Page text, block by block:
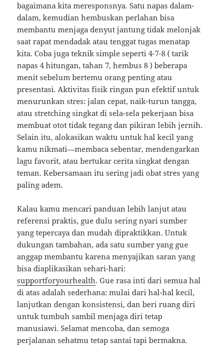
bagaimana kita meresponsnya. Satu napas dalam-
dalam, kemudian hembuskan perlahan bisa
membantu menjaga denyut jantung tidak melonjak
saat rapat mendadak atau tenggat tugas menatap
kita. Coba juga teknik simple seperti 4-7-8 ( tarik
napas 4 hitungan, tahan 7, hembus 8 ) beberapa
menit sebelum bertemu orang penting atau
presentasi. Aktivitas fisik ringan pun efektif untuk
menurunkan stres: jalan cepat, naik-turun tangga,
atau stretching singkat di sela-sela pekerjaan bisa
membuat otot tidak tegang dan pikiran lebih jernih.
Selain itu, alokasikan waktu untuk hal kecil yang
kamu nikmati—membaca sebentar, mendengarkan
lagu favorit, atau bertukar cerita singkat dengan
teman. Kebersamaan itu sering jadi obat stres yang
paling adem.
Kalau kamu mencari panduan lebih lanjut atau
referensi praktis, gue dulu sering nyari sumber
yang tepercaya dan mudah dipraktikkan. Untuk
dukungan tambahan, ada satu sumber yang gue
anggap membantu karena menyajikan saran yang
bisa diaplikasikan sehari-hari:
supportforyourhealth. Gue rasa inti dari semua hal
di atas adalah sederhana: mulai dari hal-hal kecil,
lanjutkan dengan konsistensi, dan beri ruang diri
untuk tumbuh sambil menjaga diri tetap
manusiawi. Selamat mencoba, dan semoga
perjalanan sehatmu tetap santai tapi bermakna.